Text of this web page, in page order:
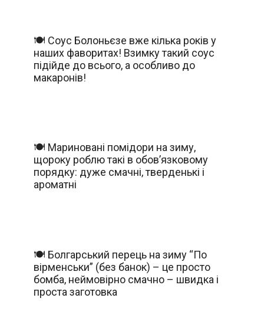
🍽️ Соус Болоньєзе вже кілька років у
наших фаворитах! Взимку такий соус
підійде до всього, а особливо до
макаронів!
🍽️ Мариновані помідори на зиму,
щороку роблю такі в обов’язковому
порядку: дуже смачні, тверденькі і
ароматні
🍽️ Болгарський перець на зиму “По
вірменськи” (без банок) – це просто
бомба, неймовірно смачно – швидка і
проста заготовка